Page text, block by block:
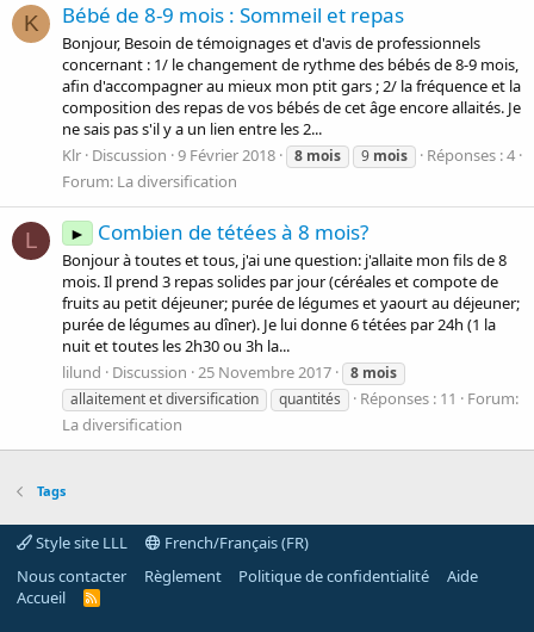
K Bébé de 8-9 mois : Sommeil et repas
Bonjour, Besoin de témoignages et d'avis de professionnels
concernant : 1/ le changement de rythme des bébés de 8-9 mois,
afin d'accompagner au mieux mon ptit gars ; 2/ la fréquence et la
composition des repas de vos bébés de cet âge encore allaités. Je
ne sais pas s'il y a un lien entre les 2...
Klr Discussion 9 Février 2018 8 mois 9 mois
Réponses : 4
Forum: La diversification
L ► Combien de tétées à 8 mois?
Bonjour à toutes et tous, j'ai une question: j'allaite mon fils de 8
mois. Il prend 3 repas solides par jour (céréales et compote de
fruits au petit déjeuner; purée de légumes et yaourt au déjeuner;
purée de légumes au dîner). Je lui donne 6 tétées par 24h (1 la
nuit et toutes les 2h30 ou 3h la...
lilund
Discussion 25 Novembre 2017 8 mois
allaitement et diversification
quantités Réponses : 11
Forum:
La diversification
Tags
Style site LLL
French/Français (FR)
Nous contacter
Règlement Politique de confidentialité
Aide
Accueil
R